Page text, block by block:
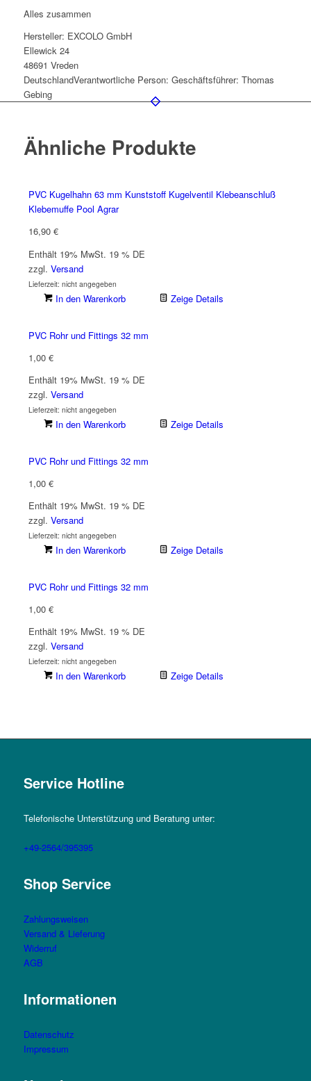
Alles zusammen
Hersteller: EXCOLO GmbH
Ellewick 24
48691 Vreden
DeutschlandVerantwortliche Person: Geschäftsführer: Thomas
Gebing
Ähnliche Produkte
PVC Kugelhahn 63 mm Kunststoff Kugelventil Klebeanschluß
Klebemuffe Pool Agrar
16,90 €
Enthält 19% MwSt. 19 % DE
zzgl. Versand
Lieferzeit: nicht angegeben
In den Warenkorb Zeige Details
PVC Rohr und Fittings 32 mm
1,00 €
Enthält 19% MwSt. 19 % DE
zzgl. Versand
Lieferzeit: nicht angegeben
In den Warenkorb Zeige Details
PVC Rohr und Fittings 32 mm
1,00 €
Enthält 19% MwSt. 19 % DE
zzgl. Versand
Lieferzeit: nicht angegeben
In den Warenkorb Zeige Details
PVC Rohr und Fittings 32 mm
1,00 €
Enthält 19% MwSt. 19 % DE
zzgl. Versand
Lieferzeit: nicht angegeben
In den Warenkorb Zeige Details
Service Hotline
Telefonische Unterstützung und Beratung unter:
+49-2564/395395
Shop Service
Zahlungsweisen
Versand & Lieferung
Widerruf
AGB
Informationen
Datenschutz
Impressum